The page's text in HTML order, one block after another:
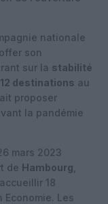
nationale
son
sur la stabilité
destinations au
proposer
la pandémie
mars 2023
de Hambourg
18
Les